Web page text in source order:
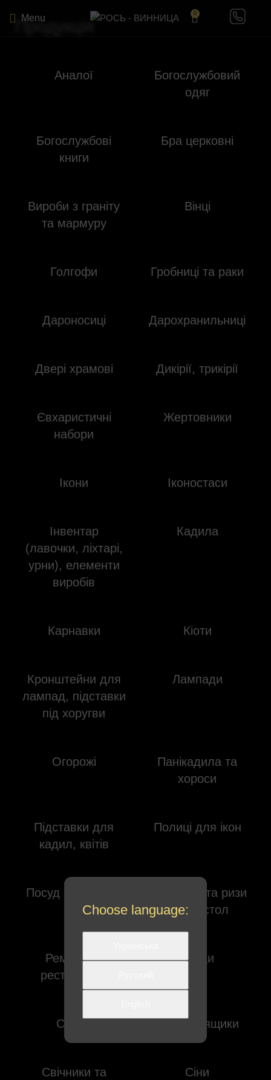
Menu 0
Продукція
Аналої
Богослужбовий
одяг
Богослужбові
книги
Бра церковні
Вироби з граніту
та мармуру
Вінці
Голгофи Гробниці та раки
Дароносиці Дарохранильниці
Двері храмові Дикірії, трикірії
Євхаристичні
набори
Жертовники
Ікони Іконостаси
Інвентар
(лавочки, ліхтарі,
урни), елементи
виробів
Кадила
Карнавки Кіоти
Кронштейни для
лампад, підставки
під хоругви
Лампади
Огорожі
Панікадила та
хороси
Підставки для
кадил, квітів
Полиці для ікон
Посуд церковний
Престоли та ризи
на престол
Ремонт та
реставрація
Ріпіди
Свічки Свічкові ящики
Свічники та
Сіни
Choose language: